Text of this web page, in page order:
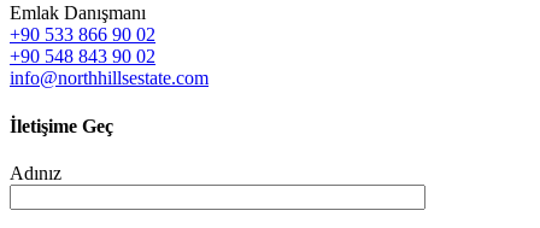
Emlak Danışmanı
+90 533 866 90 02
+90 548 843 90 02
info@northhillsestate.com
İletişime Geç
Adınız